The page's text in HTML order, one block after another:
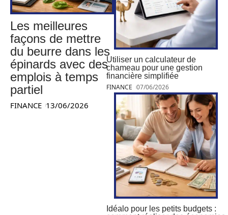
Les meilleures
façons de mettre
du beurre dans les
épinards avec des
emplois à temps
partiel
FINANCE 13/06/2026
Utiliser un calculateur de
chameau pour une gestion
financière simplifiée
FINANCE 07/06/2026
Idéalo pour les petits budgets :